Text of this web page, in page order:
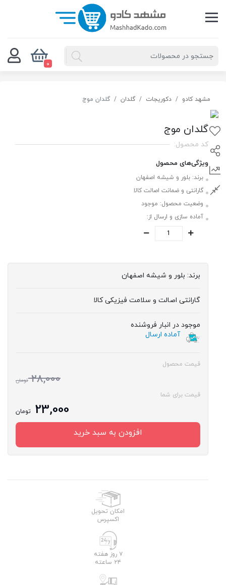
0
مشهد کادو دکوریجات گلدان گلدان موج
گلدان موج
کد محصول:
ویژگی‌های محصول
برند: بلور و شیشه اصفهان
گارانتی و ضمانت اصالت کالا
وضعیت محصول: موجود
آماده سازی و ارسال از:
برند: بلور و شیشه اصفهان
گارانتی اصالت و سلامت فیزیکی کالا
موجود در انبار فروشنده
آماده ارسال
قیمت محصول
28,000 تومان
قیمت برای شما
23,000 تومان
افزودن به سبد خرید
امکان تحویل
اکسپرس
۷ روز هفته
۲۴ ساعته